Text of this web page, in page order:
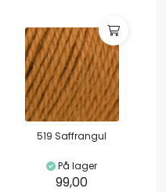
519 Saffrangul
På lager
99,00